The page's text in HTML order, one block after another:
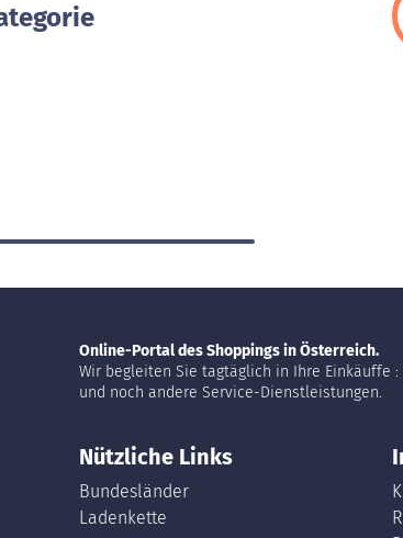
Online-Portal des Shoppings in Österreich.
Wir begleiten Sie tagtäglich in Ihre Einkäuffe
und noch andere Service-Dienstleistungen.
Nützliche Links
Bundesländer
Ladenkette